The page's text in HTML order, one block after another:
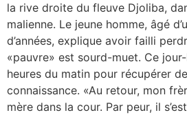
la rive droite du fleuve Djoliba,
malienne. Le jeune homme, âgé
d’années, explique avoir failli
«pauvre» est sourd-muet. Ce
heures du matin pour récupérer
connaissance. «Au retour, mon
mère dans la cour. Par peur, il